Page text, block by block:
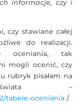
informacje, czy i
czy stawiane całej
do realizacji.
oceniania, tak
mogli ocenić, czy
rubryk pisałam na
–
tabele-oceniania /.